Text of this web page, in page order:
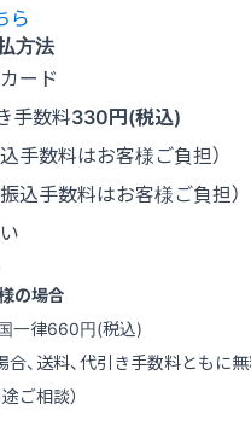
ら
方法
ード
手数料330円(税込)
手数料はお客様ご負担）
込手数料はお客様ご負担）
の場合
一律660円(税込)
、送料、代引き手数料ともに無
ご相談）